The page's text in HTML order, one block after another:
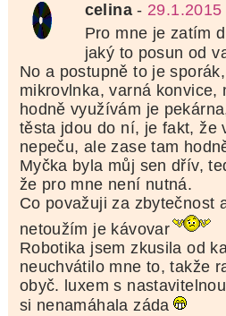
celina-
Pro mne je zatím
jaký to posun od
No a postupně to je
mikrovlnka, varná konvice,
hodně využívám je
těsta jdou do ní, je fakt, že
nepeču, ale zase tam
Myčka byla můj sen dřív,
že pro mne není nutná.
Co považuji za zbytečnost
netoužím je kávovar
Robotika jsem zkusila od
neuchvátilo mne to, takže
obyč. luxem s
si nenamáhala záda